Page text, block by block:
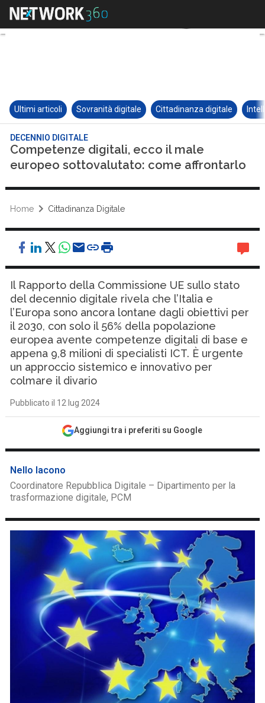
Ultimi articoli Sovranità digitale Cittadinanza digitale
DECENNIO DIGITALE
Competenze digitali, ecco il male
europeo sottovalutato: come affrontarlo
Home Cittadinanza Digitale
Il Rapporto della Commissione UE sullo stato
del decennio digitale rivela che l’Italia e
l’Europa sono ancora lontane dagli obiettivi per
il 2030, con solo il 56% della popolazione
europea avente competenze digitali di base e
appena 9,8 milioni di specialisti ICT. È urgente
un approccio sistemico e innovativo per
colmare il divario
Pubblicato il 12 lug 2024
Aggiungi tra i preferiti su Google
Nello Iacono
Coordinatore Repubblica Digitale – Dipartimento per la
trasformazione digitale, PCM